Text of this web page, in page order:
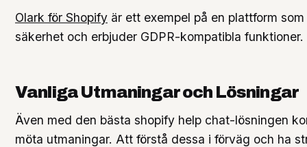
Olark för Shopify är ett exempel på en plattform
säkerhet och erbjuder GDPR-kompatibla funktioner.
Vanliga Utmaningar och Lösningar
Även med den bästa shopify help chat-lösningen
möta utmaningar. Att förstå dessa i förväg och ha